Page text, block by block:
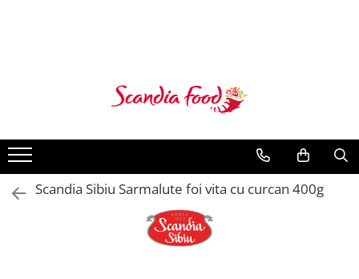
Scandia Sibiu Sarmalute foi vita cu curcan 400g